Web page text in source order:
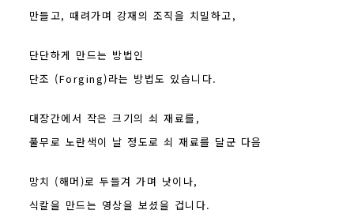
만들고, 때려가며 강재의 조직을 치밀하고,
단단하게 만드는 방법인
단조 (Forging)라는 방법도 있습니다.
대장간에서 작은 크기의 쇠 재료를,
풀무로 노란색이 날 정도로 쇠 재료를 달군 다음
망치 (해머)로 두들겨 가며 낫이나,
식칼을 만드는 영상을 보셨을 겁니다.